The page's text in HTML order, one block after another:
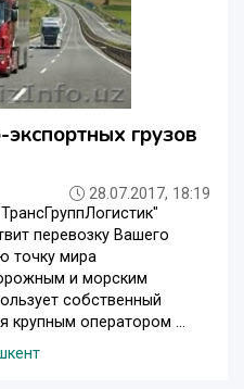
грузов
28.07.2017, 18:19
перевозку Вашего
точку мира
и морским
собственный
крупным оператором ...